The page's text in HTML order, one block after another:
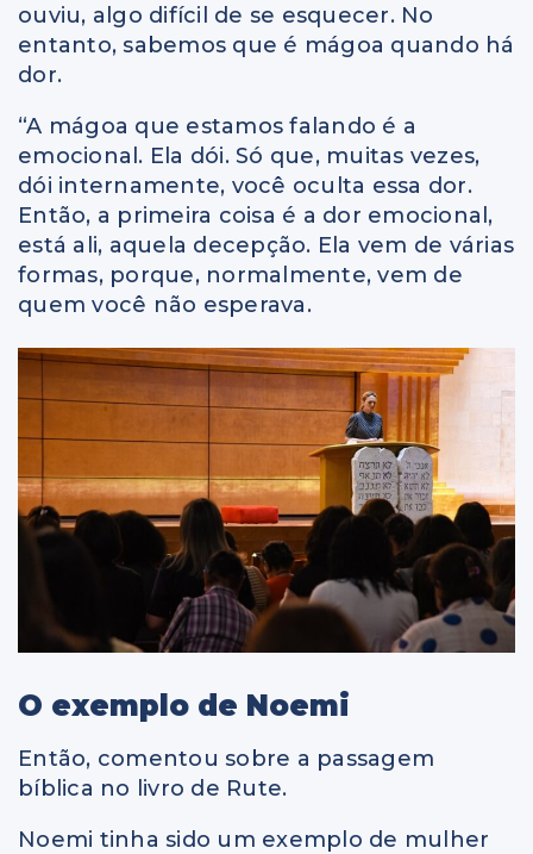
ouviu, algo difícil de se esquecer. No
entanto, sabemos que é mágoa quando há
dor.
“A mágoa que estamos falando é a
emocional. Ela dói. Só que, muitas vezes,
dói internamente, você oculta essa dor.
Então, a primeira coisa é a dor emocional,
está ali, aquela decepção. Ela vem de várias
formas, porque, normalmente, vem de
quem você não esperava.
O exemplo de Noemi
Então, comentou sobre a passagem
bíblica no livro de Rute.
Noemi tinha sido um exemplo de mulher